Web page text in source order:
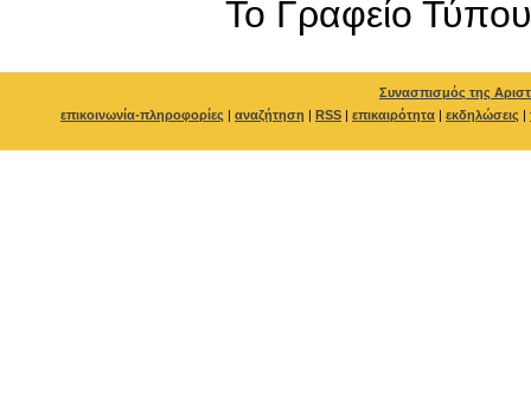
To Γραφείο Τύπου
Συνασπισμός της
επικοινωνία-πληροφορίες | αναζήτηση | RSS | επικαιρότητα | εκδηλώσεις |